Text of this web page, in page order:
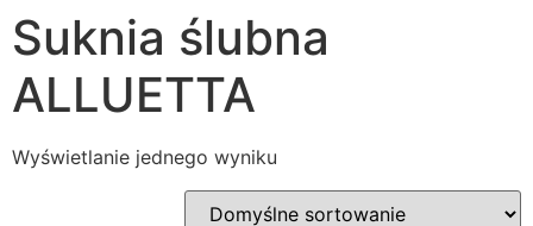
Suknia ślubna
ALLUETTA
Wyświetlanie jednego wyniku